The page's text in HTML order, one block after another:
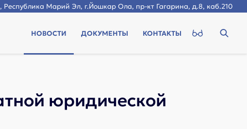
Республика Марий Эл, г.Йошкар Ола, пр-кт Гагарина, д.8, каб.210
НОВОСТИ ДОКУМЕНТЫ КОНТАКТЫ
юридической